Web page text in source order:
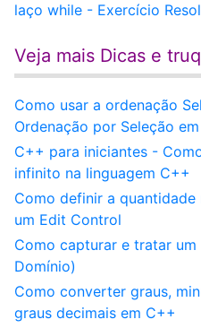
laço while - Exercício
Veja mais Dicas e
Como usar a ordenação
Ordenação por Seleção
C++ para iniciantes -
infinito na linguagem C++
Como definir a
um Edit Control
Como capturar e tratar um
Domínio)
Como converter graus,
graus decimais em C++